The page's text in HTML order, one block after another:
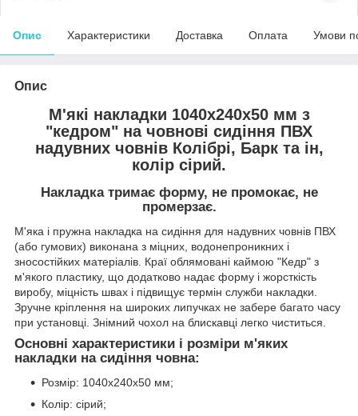
Опис Характеристики Доставка Оплата Умови
Опис
М'які накладки 1040х240х50 мм з
"кедром" на човнові сидіння ПВХ
надувних човнів Колібрі, Барк та ін,
колір сірий.
Накладка тримає форму, не промокає, не
промерзає.
М'яка і пружна накладка на сидіння для надувних човнів ПВХ
(або гумових) виконана з міцних, водонепроникних і
зносостійких матеріалів. Краї облямовані каймою "Кедр" з
м'якого пластику, що додатково надає форму і жорсткість
виробу, міцність швах і підвищує термін служби накладки.
Зручне кріплення на широких липучках не забере багато часу
при установці. Знімний чохол на блискавці легко чиститься.
Основні характеристики і розміри м'яких
накладки на сидіння човна:
Розмір: 1040х240х50 мм;
Колір: сірий;